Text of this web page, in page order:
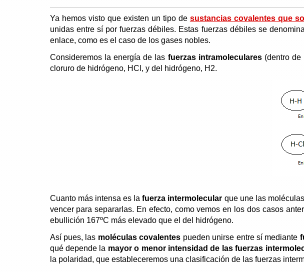
Ya hemos visto que existen un tipo de sustancias covalentes que
unidas entre sí por fuerzas débiles. Estas fuerzas débiles se
enlace, como es el caso de los gases nobles.
Consideremos la energía de las fuerzas intramoleculares(dentro de
cloruro de hidrógeno, HCl, y del hidrógeno, H2.
Cuanto más intensa es lafuerza intermolecular que une las moléculas
vencer para separarlas. En efecto, como vemos en los dos casos
ebullición 167ºC más elevado que el del hidrógeno.
Así pues, las moléculas covalentes pueden unirse entre sí mediante
qué depende la mayor o menor intensidad de las fuerzas
la polaridad, que estableceremos una clasificación de las fuerzas